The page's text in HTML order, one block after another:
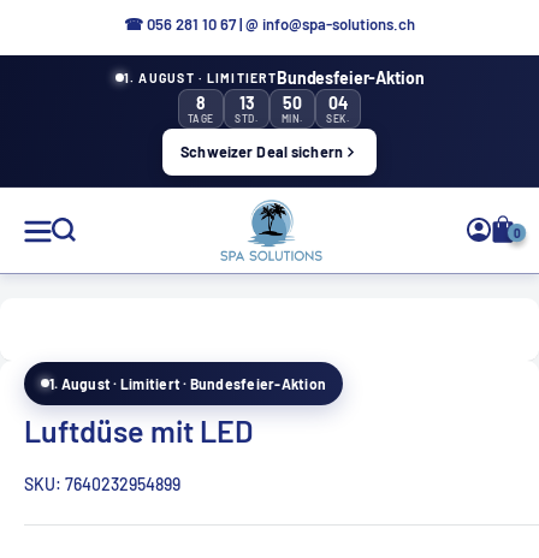
☎ 056 281 10 67|@ info@spa-solutions.ch
1. AUGUST · LIMITIERTBundesfeier-Aktion
8
TAGE
13
STD.
50
MIN.
03
SEK.
Schweizer Deal sichern
Solutions
0
1. August · Limitiert · Bundesfeier-Aktion
Luftdüse mit LED
SKU: 7640232954899